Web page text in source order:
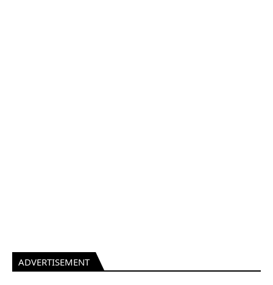
ADVERTISEMENT